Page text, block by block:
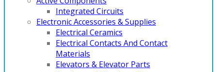
Integrated Circuits
Electronic Accessories & Supplies
Electrical Ceramics
Electrical Contacts And Contact
Materials
Elevators & Elevator Parts